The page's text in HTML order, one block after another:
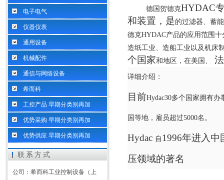
电子电气
仪器仪表
通用设备
机械配件
通信与网络设备
希而科
工控产品 早期分类别再加
优势采购 早期分类别再加
优势供应 早期分类别再加
联系方式
公司：希而科工业控制设备（上
德国贺德克HYDAC
和装置，是的过滤器、蓄
德克HYDAC产品的应用范围十
造纸工业、造船工业以及机床
个国家和地区，在美国、
详细介绍：
目前Hydac30多个国家拥有
国等地，雇员超过5000名。
Hydac 自 1996年进入
压领域的著名